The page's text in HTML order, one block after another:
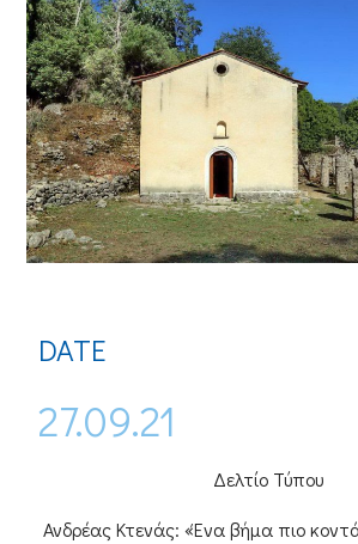
DATE
27.09.21
Δελτίο Τύπου
Ανδρέας Κτενάς: «Ένα βήμα πιο